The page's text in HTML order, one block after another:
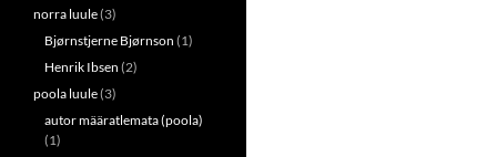
norra luule(3)
Bjørnstjerne Bjørnson (1)
Henrik Ibsen (2)
poola luule(3)
autor määratlemata (poola)
(1)